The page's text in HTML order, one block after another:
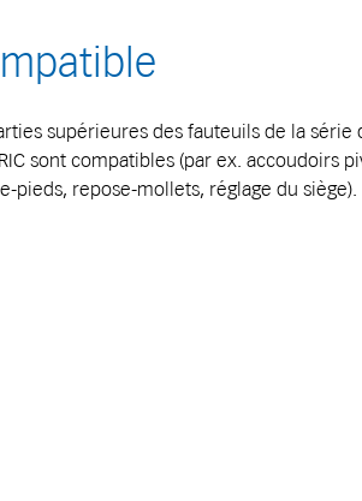
supérieures des fauteuils de la série
sont compatibles (par ex. accoudoirs
pieds, repose-mollets, réglage du siège).